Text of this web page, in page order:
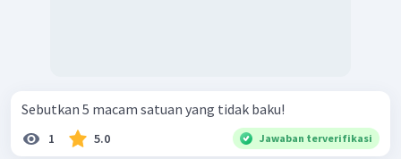
Sebutkan 5 macam satuan yang tidak baku!
1 5.0 Jawaban terverifikasi